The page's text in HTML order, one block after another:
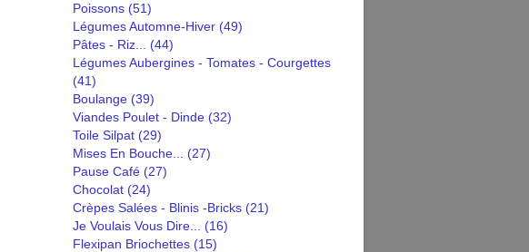
Poissons (51)
Légumes Automne-Hiver (49)
Pâtes - Riz...
(44)
Légumes Aubergines - Tomates - Courgettes
(41)
Boulange (39)
Viandes Poulet - Dinde (32)
Toile Silpat (29)
Mises En Bouche...
(27)
Pause Café (27)
Chocolat (24)
Crèpes Salées - Blinis -bricks (21)
Je Voulais Vous Dire...
(16)
Flexipan Briochettes (15)